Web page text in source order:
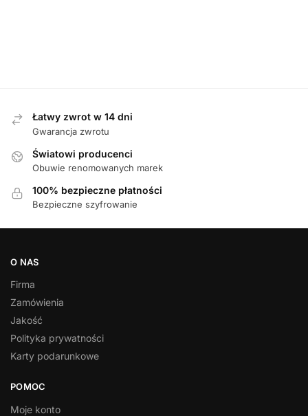
Łatwy zwrot w 14 dni
Gwarancja zwrotu
Światowi producenci
Obuwie renomowanych marek
100% bezpieczne płatności
Bezpieczne szyfrowanie
O NAS
Firma
Zamówienia
Jakość
Polityka prywatności
Karty podarunkowe
POMOC
Moje konto